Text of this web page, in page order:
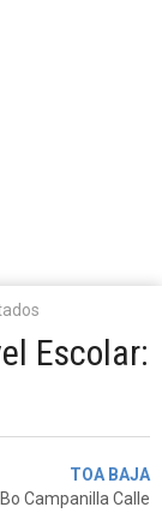
Escolar:
TOA BAJA
Bo Campanilla Calle